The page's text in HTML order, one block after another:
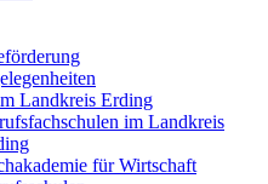
Landkreis Erding
im Landkreis
für Wirtschaft